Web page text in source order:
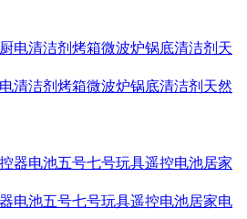
清洁剂烤箱微波炉锅底清洁剂天然
电池五号七号玩具遥控电池居家电